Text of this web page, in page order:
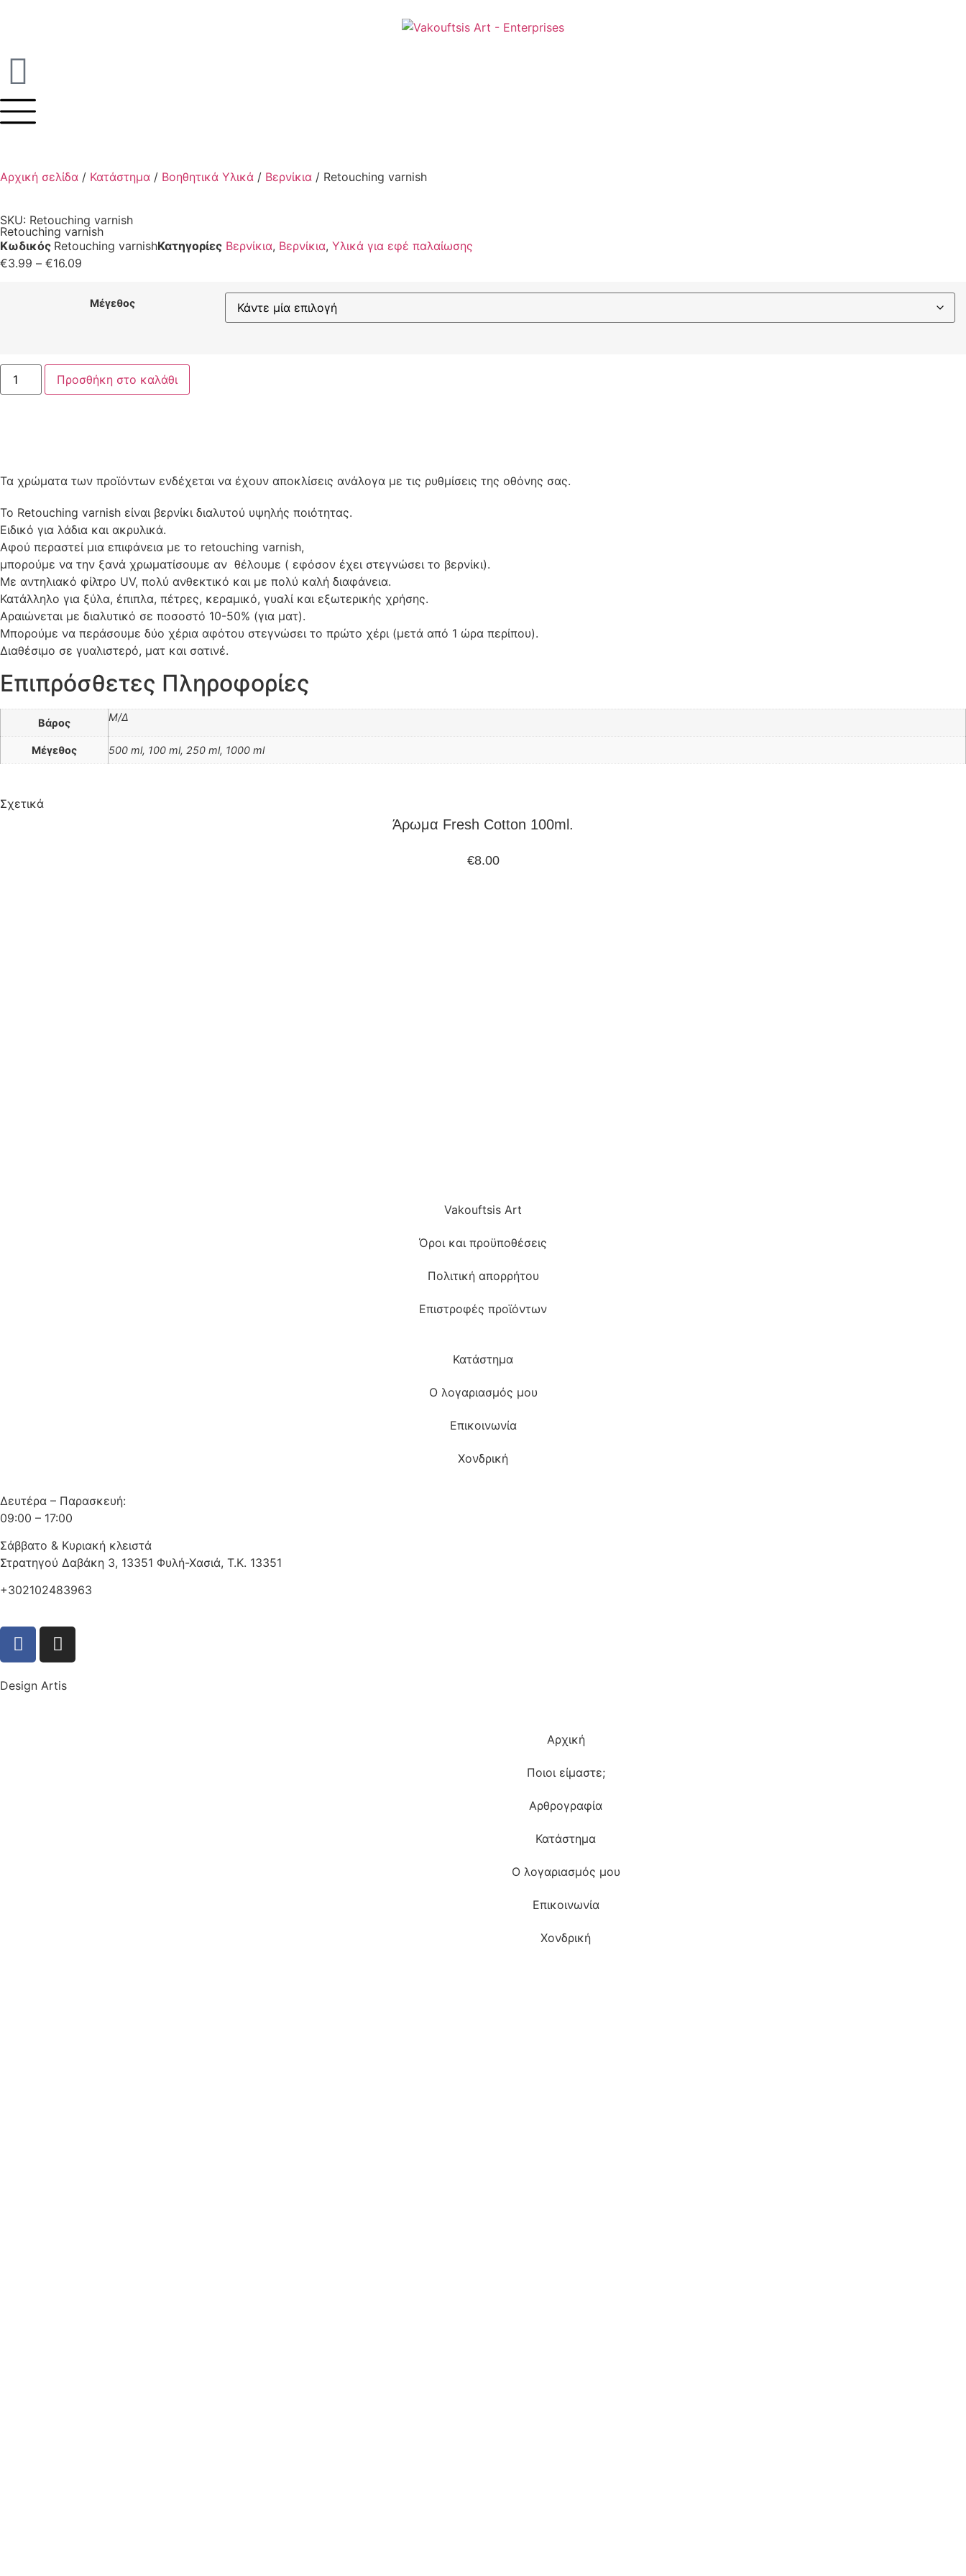
Αρχική σελίδα / Κατάστημα / Βοηθητικά Υλικά / Βερνίκια / Retouching varnish
SKU: Retouching varnish
Retouching varnish
Κωδικός Retouching varnishΚατηγορίες Βερνίκια, Βερνίκια, Υλικά για εφέ παλαίωσης
€3.99 – €16.09
Μέγεθος
Προσθήκη στο καλάθι
Τα χρώματα των προϊόντων ενδέχεται να έχουν αποκλίσεις ανάλογα με τις ρυθμίσεις της οθόνης σας.
Το Retouching varnish είναι βερνίκι διαλυτού υψηλής ποιότητας.
Ειδικό για λάδια και ακρυλικά.
Αφού περαστεί μια επιφάνεια με το retouching varnish,
μπορούμε να την ξανά χρωματίσουμε αν θέλουμε ( εφόσον έχει στεγνώσει το βερνίκι).
Με αντηλιακό φίλτρο UV, πολύ ανθεκτικό και με πολύ καλή διαφάνεια.
Κατάλληλο για ξύλα, έπιπλα, πέτρες, κεραμικό, γυαλί και εξωτερικής χρήσης.
Αραιώνεται με διαλυτικό σε ποσοστό 10-50% (για ματ).
Μπορούμε να περάσουμε δύο χέρια αφότου στεγνώσει το πρώτο χέρι (μετά από 1 ώρα περίπου).
Διαθέσιμο σε γυαλιστερό, ματ και σατινέ.
Επιπρόσθετες Πληροφορίες
Βάρος Μ/Δ
Μέγεθος 500 ml, 100 ml, 250 ml, 1000 ml
Σχετικά
Άρωμα Fresh Cotton 100ml.
€8.00
Vakouftsis Art
Όροι και προϋποθέσεις
Πολιτική απορρήτου
Επιστροφές προϊόντων
Κατάστημα
Ο λογαριασμός μου
Επικοινωνία
Χονδρική
Δευτέρα – Παρασκευή:
09:00 – 17:00
Σάββατο & Κυριακή κλειστά
Στρατηγού Δαβάκη 3, 13351 Φυλή-Χασιά, Τ.Κ. 13351
+302102483963
Design Artis
Αρχική
Ποιοι είμαστε;
Αρθρογραφία
Κατάστημα
Ο λογαριασμός μου
Επικοινωνία
Χονδρική